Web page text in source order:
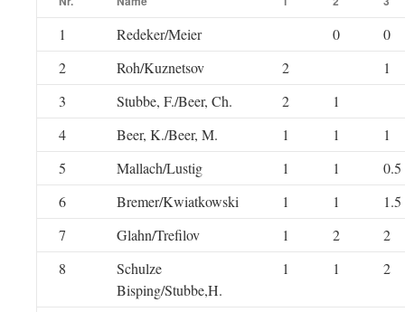
1 Redeker/Meier 0
0
2
Roh/Kuznetsov 2
1
3
Stubbe, F./Beer, Ch. 2
1
4
Beer, K./Beer, M. 1 1
1
5
Mallach/Lustig 1 1
0.5
6
Bremer/Kwiatkowski 1 1
1.5
7
Glahn/Trefilov 1 2
2
8
Schulze
Bisping/Stubbe,H.
1 1 2